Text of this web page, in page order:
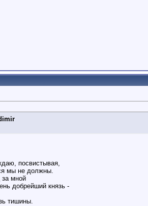
посвистывая,
мы не должны.
за мной
добрейший князь -
тишины.